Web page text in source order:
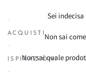
Sei
Non sai
Non sai quale
ACQUISTI
ISPIRAZIONI